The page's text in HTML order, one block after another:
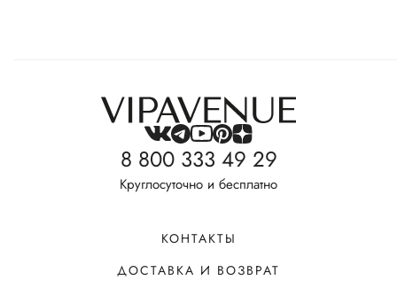
8 800 333 49 29
Круглосуточно и бесплатно
КОНТАКТЫ
ДОСТАВКА И ВОЗВРАТ